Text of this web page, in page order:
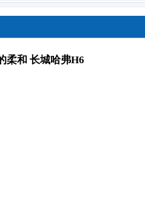
柔和 长城哈弗H6